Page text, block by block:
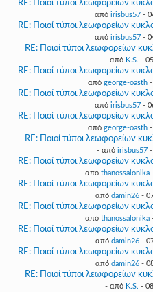
RE: Ποιοί τύποι λεωφορείων
από irisbus57-
RE: Ποιοί τύποι λεωφορείων
από irisbus57-
RE: Ποιοί τύποι λεωφορείων
- από K.S. -
RE: Ποιοί τύποι λεωφορείων
από george-oasth-
RE: Ποιοί τύποι λεωφορείων
από irisbus57-
RE: Ποιοί τύποι λεωφορείων
από george-oasth-
RE: Ποιοί τύποι λεωφορείων
- από irisbus57-
RE: Ποιοί τύποι λεωφορείων
από thanossalonika
RE: Ποιοί τύποι λεωφορείων
από damin26 -
RE: Ποιοί τύποι λεωφορείων
από thanossalonika
RE: Ποιοί τύποι λεωφορείων
από damin26 -
RE: Ποιοί τύποι λεωφορείων
από damin26 -
RE: Ποιοί τύποι λεωφορείων
- από K.S. -